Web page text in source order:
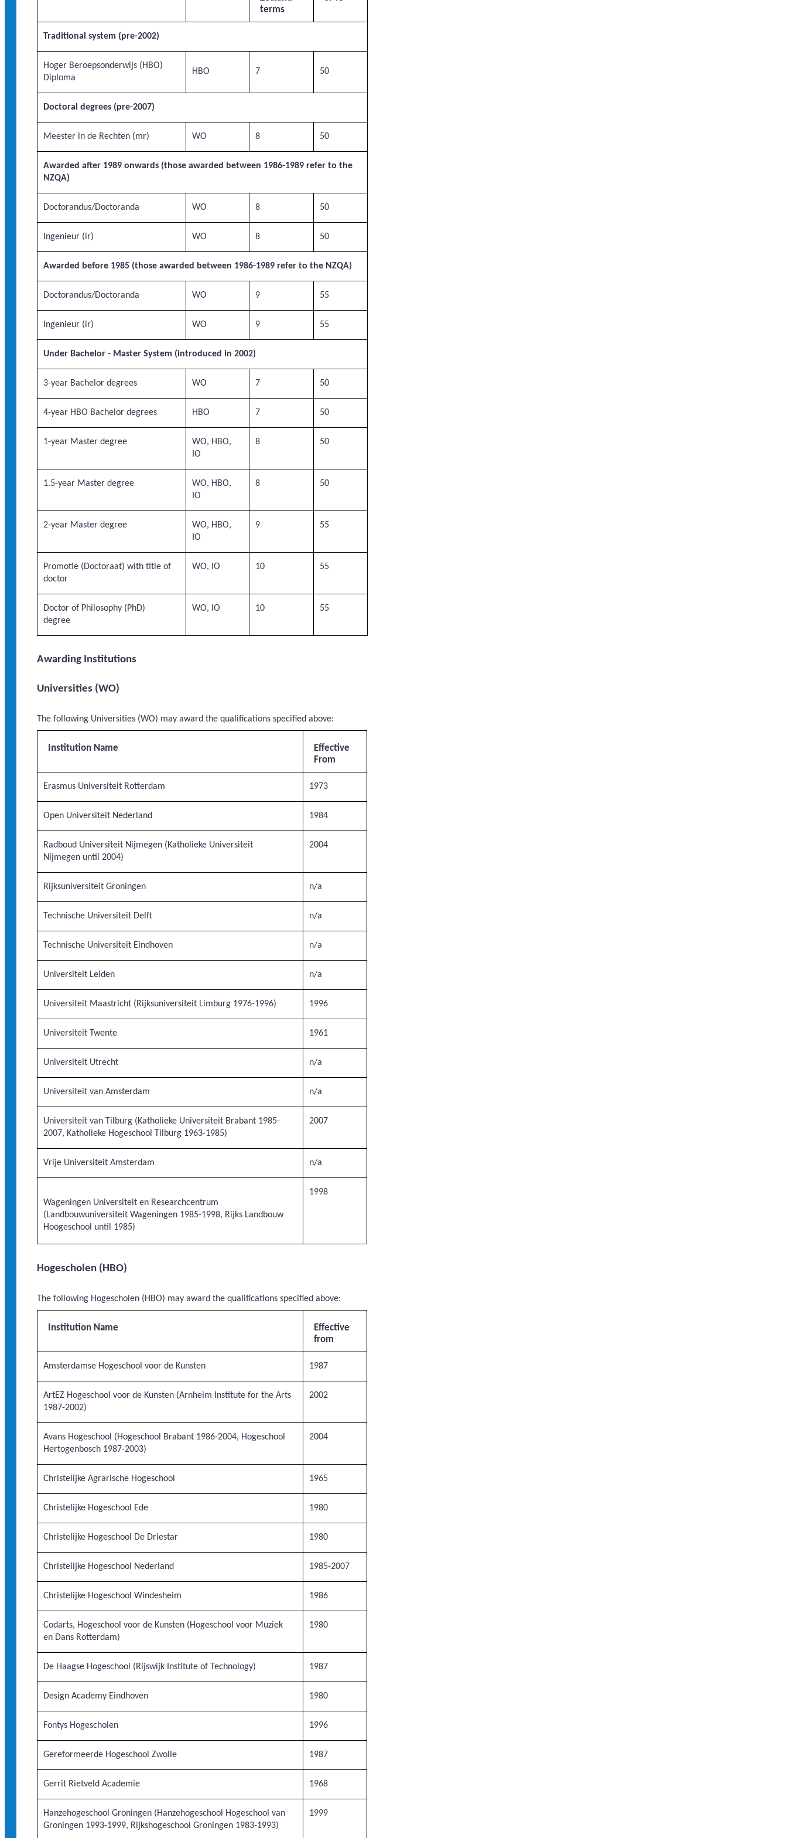
terms
Traditional system (pre-2002)
Hoger Beroepsonderwijs (HBO)
Diploma
HBO 7 50
Doctoral degrees (pre-2007)
Meester in de Rechten (mr) WO 8 50
Awarded after 1989 onwards (those awarded between 1986-1989 refer to the
NZQA)
Doctorandus/Doctoranda WO 8 50
Ingenieur (ir) WO 8 50
Awarded before 1985 (those awarded between 1986-1989 refer to the NZQA)
Doctorandus/Doctoranda WO 9 55
Ingenieur (ir) WO 9 55
Under Bachelor - Master System (introduced in 2002)
3-year Bachelor degrees WO 7 50
4-year HBO Bachelor degrees HBO 7 50
1-year Master degree
WO, HBO,
IO
8 50
1.5-year Master degree
WO, HBO,
IO
8 50
2-year Master degree
WO, HBO,
IO
9 55
Promotie (Doctoraat) with title of
doctor
WO, IO 10 55
Doctor of Philosophy (PhD)
degree
WO, IO 10 55
Awarding Institutions
Universities (WO)
The following Universities (WO) may award the qualifications specified above:
Institution Name
Effective
From
Erasmus Universiteit Rotterdam 1973
Open Universiteit Nederland 1984
Radboud Universiteit Nijmegen (Katholieke Universiteit
Nijmegen until 2004)
2004
Rijksuniversiteit Groningen n/a
Technische Universiteit Delft n/a
Technische Universiteit Eindhoven n/a
Universiteit Leiden n/a
Universiteit Maastricht (Rijksuniversiteit Limburg 1976-1996) 1996
Universiteit Twente 1961
Universiteit Utrecht n/a
Universiteit van Amsterdam n/a
Universiteit van Tilburg (Katholieke Universiteit Brabant 1985-
2007, Katholieke Hogeschool Tilburg 1963-1985)
2007
Vrije Universiteit Amsterdam n/a
Wageningen Universiteit en Researchcentrum
(Landbouwuniversiteit Wageningen 1985-1998, Rijks Landbouw
Hoogeschool until 1985)
1998
Hogescholen (HBO)
The following Hogescholen (HBO) may award the qualifications specified above:
Institution Name
Effective
from
Amsterdamse Hogeschool voor de Kunsten 1987
ArtEZ Hogeschool voor de Kunsten (Arnheim Institute for the Arts
1987-2002)
2002
Avans Hogeschool (Hogeschool Brabant 1986-2004, Hogeschool
Hertogenbosch 1987-2003)
2004
Christelijke Agrarische Hogeschool 1965
Christelijke Hogeschool Ede 1980
Christelijke Hogeschool De Driestar 1980
Christelijke Hogeschool Nederland 1985-2007
Christelijke Hogeschool Windesheim 1986
Codarts, Hogeschool voor de Kunsten (Hogeschool voor Muziek
en Dans Rotterdam)
1980
De Haagse Hogeschool (Rijswijk Institute of Technology) 1987
Design Academy Eindhoven 1980
Fontys Hogescholen 1996
Gereformeerde Hogeschool Zwolle 1987
Gerrit Rietveld Academie 1968
Hanzehogeschool Groningen (Hanzehogeschool Hogeschool van
Groningen 1993-1999, Rijkshogeschool Groningen 1983-1993)
1999